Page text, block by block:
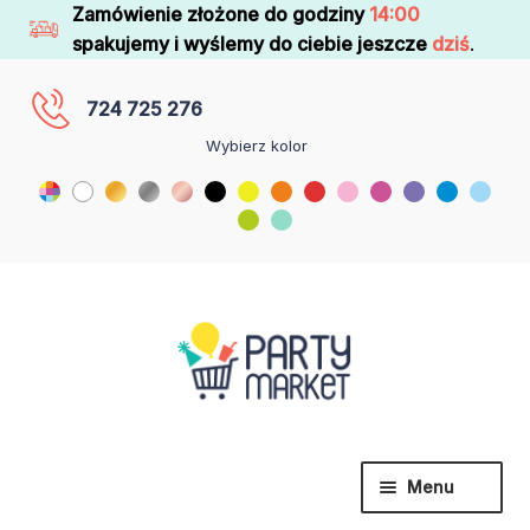
Zamówienie złożone do godziny 14:00
spakujemy i wyślemy do ciebie jeszcze dziś.
724 725 276
Wybierz kolor
Menu